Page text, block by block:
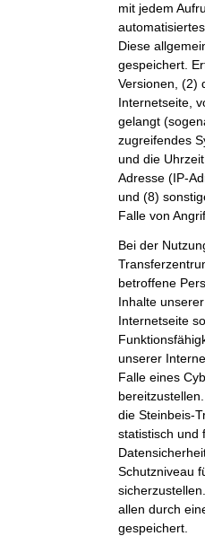
mit jedem
Diese
gespeichert.
Versionen, (2)
Internetseite,
gelangt
zugreifendes
und die
Adresse (IP-
und (8)
Falle von
Bei der
betroffene
Inhalte
Internetseite
unserer
Falle eines
die Steinbeis-
statistisch und
Schutzniveau
allen durch
gespeichert.